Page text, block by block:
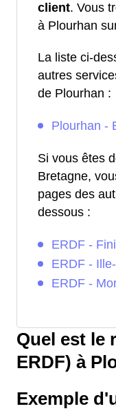
client. Vous
à Plourhan
La liste ci-
autres
de Plourhan :
Plourhan -
Si vous êtes
Bretagne,
pages des
dessous :
ERDF -
ERDF -
ERDF -
Quel est le
ERDF) à
Exemple